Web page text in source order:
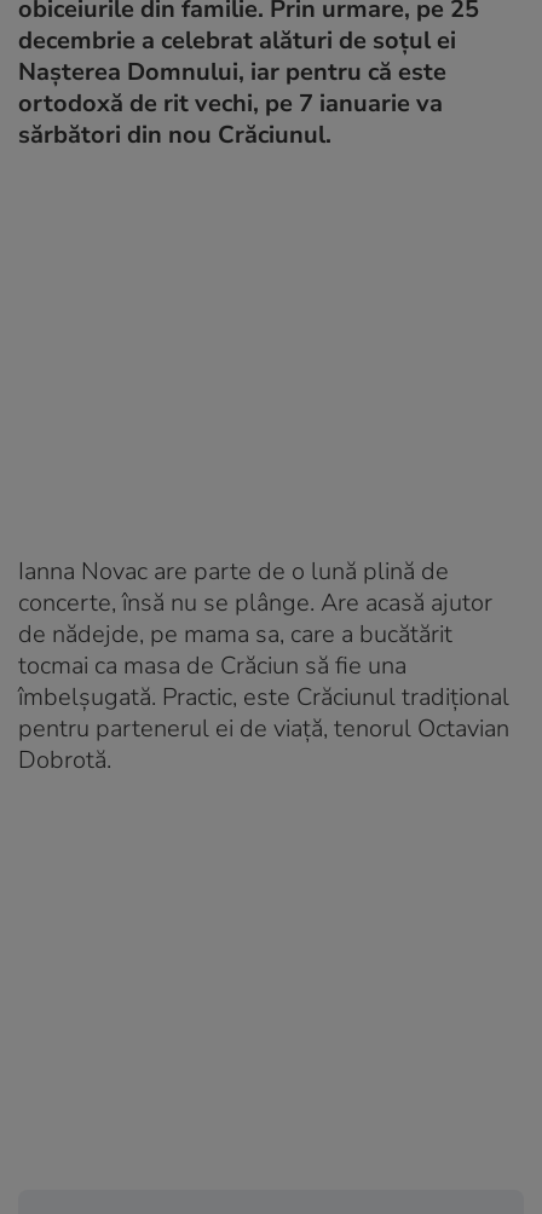
obiceiurile din familie. Prin urmare, pe 25
decembrie a celebrat alături de soțul ei
Nașterea Domnului, iar pentru că este
ortodoxă de rit vechi, pe 7 ianuarie va
sărbători din nou Crăciunul.
Ianna Novac are parte de o lună plină de
concerte, însă nu se plânge. Are acasă ajutor
de nădejde, pe mama sa, care a bucătărit
tocmai ca masa de Crăciun să fie una
îmbelșugată. Practic, este Crăciunul tradițional
pentru partenerul ei de viață, tenorul Octavian
Dobrotă.